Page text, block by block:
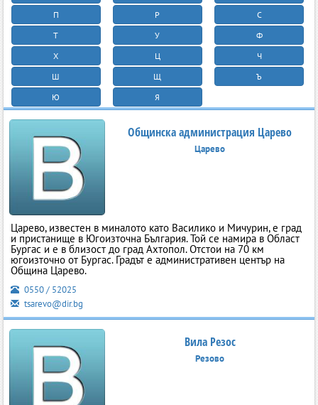
П
Р
С
Т
У
Ф
Х
Ц
Ч
Ш
Щ
Ъ
Ю
Я
Общинска администрация Царево
Царево
Царево, известен в миналото като Василико и Мичурин, е град
и пристанище в Югоизточна България. Той се намира в Област
Бургас и е в близост до град Ахтопол. Отстои на 70 км
югоизточно от Бургас. Градът е административен център на
Община Царево.
0550 / 52025
tsarevo@dir.bg
Вила Резос
Резово